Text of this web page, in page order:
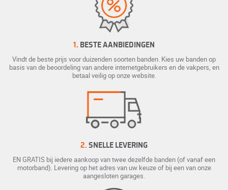
1. BESTE AANBIEDINGEN
Vindt de beste prijs voor duizenden soorten banden. Kies uw banden op
basis van de beoordeling van andere internetgebruikers en de vakpers, en
betaal veilig op onze website.
2. SNELLE LEVERING
EN GRATIS bij iedere aankoop van twee dezelfde banden (of vanaf een
motorband). Levering op het adres van uw keuze of bij een van onze
aangesloten garages.